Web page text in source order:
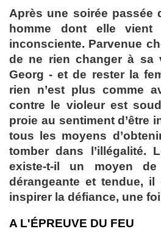
Après une soirée
homme dont elle
inconsciente. Parvenue
de ne rien changer à sa
Georg - et de rester la
rien n’est plus comme
contre le violeur est
proie au sentiment d’être
tous les moyens
tomber dans l’illégalité.
existe-t-il un moyen
dérangeante et tendue,
inspirer la défiance, une
A L'ÉPREUVE DU FEU